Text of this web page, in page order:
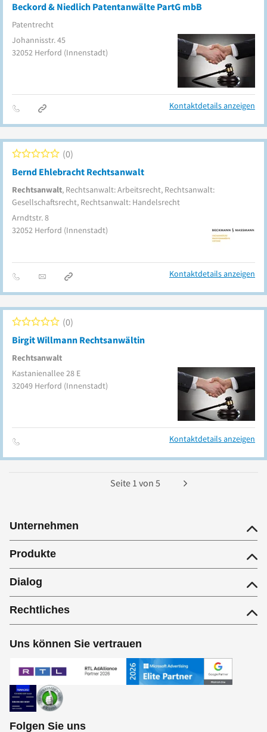
Beckord & Niedlich Patentanwälte PartG mbB
Patentrecht
Johannisstr. 45
32052 Herford (Innenstadt)
Kontaktdetails anzeigen
Bernd Ehlebracht Rechtsanwalt
Rechtsanwalt, Rechtsanwalt: Arbeitsrecht, Rechtsanwalt:
Gesellschaftsrecht, Rechtsanwalt: Handelsrecht
0
Arndtstr. 8
32052 Herford (Innenstadt)
Kontaktdetails anzeigen
Birgit Willmann Rechtsanwältin
Rechtsanwalt
0
Kastanienallee 28 E
32049 Herford (Innenstadt)
Kontaktdetails anzeigen
Seite 1 von 5
Unternehmen
Produkte
Dialog
Rechtliches
Uns können Sie vertrauen
Folgen Sie uns